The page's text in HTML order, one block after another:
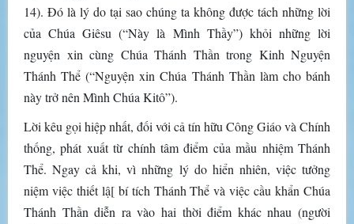
14). Đó là lý do tại sao chúng ta không được tách những lời
của Chúa Giêsu (“Này là Mình Thầy”) khỏi những lời
nguyện xin cùng Chúa Thánh Thần trong Kinh Nguyện
Thánh Thể (“Nguyện xin Chúa Thánh Thần làm cho bánh
này trở nên Mình Chúa Kitô”).
Lời kêu gọi hiệp nhất, đối với cả tín hữu Công Giáo và Chính
thống, phát xuất từ chính tâm điểm của mầu nhiệm Thánh
Thể. Ngay cả khi, vì những lý do hiển nhiên, việc tưởng
niệm việc thiết lậ[ bí tích Thánh Thể và việc cầu khẩn Chúa
Thánh Thần diễn ra vào hai thời điểm khác nhau (người